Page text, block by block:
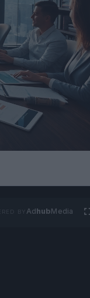
AdhubMedia